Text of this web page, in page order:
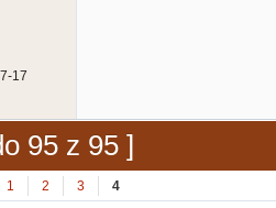
17
95 z 95 ]
1 2 3 4